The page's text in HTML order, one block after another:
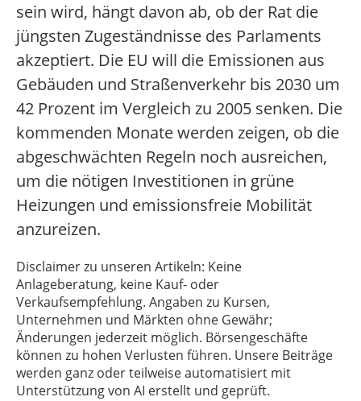
sein wird, hängt davon ab, ob der Rat die
jüngsten Zugeständnisse des Parlaments
akzeptiert. Die EU will die Emissionen aus
Gebäuden und Straßenverkehr bis 2030 um
42 Prozent im Vergleich zu 2005 senken. Die
kommenden Monate werden zeigen, ob die
abgeschwächten Regeln noch ausreichen,
um die nötigen Investitionen in grüne
Heizungen und emissionsfreie Mobilität
anzureizen.
Disclaimer zu unseren Artikeln: Keine
Anlageberatung, keine Kauf- oder
Verkaufsempfehlung. Angaben zu Kursen,
Unternehmen und Märkten ohne Gewähr;
Änderungen jederzeit möglich. Börsengeschäfte
können zu hohen Verlusten führen. Unsere Beiträge
werden ganz oder teilweise automatisiert mit
Unterstützung von AI erstellt und geprüft.